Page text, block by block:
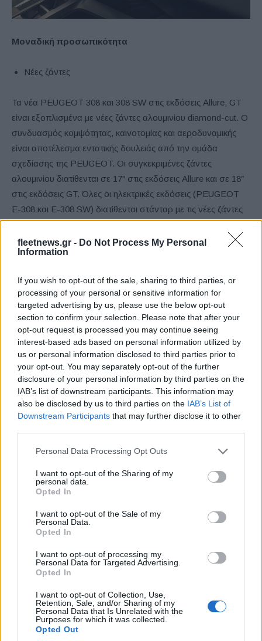
fleetnews.gr - Do Not Process My Personal
Information
If you wish to opt-out of the sale, sharing to third parties, or
processing of your personal or sensitive information for
targeted advertising by us, please use the below opt-out
section to confirm your selection. Please note that after your
opt-out request is processed you may continue seeing
interest-based ads based on personal information utilized by
us or personal information disclosed to third parties prior to
your opt-out. You may separately opt-out of the further
disclosure of your personal information by third parties on the
IAB’s list of downstream participants. This information may
also be disclosed by us to third parties on the IAB’s List of
Downstream Participants that may further disclose it to other
Please note that this website/app uses one or more Google
not limited to your visit or usage behaviour. You may click to
grant or deny consent to Google and its third-party tags to
use your data for below specified purposes in below Google
consent section.
Personal Data Processing Opt Outs
I want to opt-out of the Sharing of my
personal data.
Opted In
I want to opt-out of the Sale of my
Personal Data.
Opted In
I want to opt-out of processing my
Personal Data for Targeted Advertising.
Opted In
I want to opt-out of Collection, Use,
Retention, Sale, and/or Sharing of my
Personal Data that Is Unrelated with the
Purposes for which it was collected.
Opted Out
Μοναδική προσωπικότητα
Νέες ζάντες
Τα νέα PEUGEOT 308 και 308 SW στις εκδόσεις Allure, GT
είναι εξοπλισμένα με νέες ζάντες αλουμινίου diamond-cut. Ο
συνδυασμός κομψότητας, καινοτομίας και αεροδυναμικής
είναι αποτέλεσμα εντατικής δουλειάς από την ομάδα
σχεδίασης της PEUGEOT. Οι συγκεκριμένες ζάντες
αλουμινίου διατίθενται σε 17″ στις εκδόσεις Allure και σε 18″
στις εκδόσεις GT. Όλες οι ηλεκτρικές εκδόσεις (PEUGEOT
Ε-308 και Ε-308 SW) διατίθενται στάνταρ με τις νέες ζάντες
αλουμινίου 18″ diamond-cut.
Η έκδοση Style διαθέτει πλέον τροχούς σε μαύρο φινίρισμα
Νέα εντυπωσιακά χρώματα
Το νέο PEUGEOT 308 παρουσιάζεται με την ολοκαίνουργια
απόχρωση Lagoa Blue, κομψή αλλά και δυναμική.
Η γκάμα του 308 SW εμπλουτίζεται με το εμβληματικό Ingaro
Blue, γνωστό και αγαπητό από άλλα μοντέλα της μάρκας.
Η αίσθηση της κομψότητας
Εσωτερικός διάκοσμος: φιλόξενος και αρμονικά
σχεδιασμένος
Ο δυναμισμός της εξωτερικής σχεδίασης αντικατοπτρίζεται
στο εσωτερικό: οι γραμμές είναι καθαρές, αρμονικές και
ενσωματώνουν άψογα τον πίνακα οργάνων, την κεντρική
Η έξυπνη αρχιτεκτονική του ταμπλό ελευθερώνει χώρο προς
όφελος των εμπρός επιβατών. Υλικά υψηλής ποιότητας,
όπως το γνήσιο αλουμίνιο και η Alcantara®, ενισχύουν
περαιτέρω την αίσθηση άνεσης και πολυτέλειας.